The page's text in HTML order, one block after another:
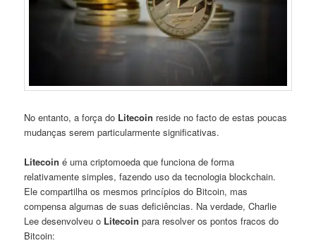
No entanto, a força do Litecoin reside no facto de estas poucas
mudanças serem particularmente significativas.
Litecoiné uma criptomoeda que funciona de forma
relativamente simples, fazendo uso da tecnologia blockchain.
Ele compartilha os mesmos princípios do Bitcoin, mas
compensa algumas de suas deficiências. Na verdade, Charlie
Lee desenvolveu o Litecoinpara resolver os pontos fracos do
Bitcoin: